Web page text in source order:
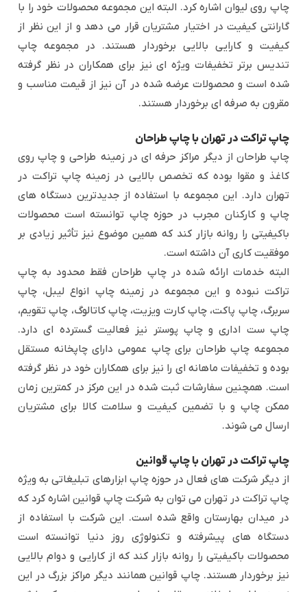
چاپ روی لیوان اشاره کرد. البته این مجموعه محصولات خود را با
گارانتی کیفیت در اختیار مشتریان قرار می دهد و از این نظر از
کیفیت و کارایی بالایی برخوردار هستند. در مجموعه چاپ
تندیس برتر تخفیفات ویژه ای نیز برای همکاران در نظر گرفته
شده است و محصولات عرضه شده در آن نیز از قیمت مناسب و
مقرون به صرفه ای برخوردار هستند.
چاپ تراکت در تهران با چاپ طراحان
چاپ طراحان از دیگر مراکز حرفه ای در زمینه طراحی و چاپ روی
کاغذ و مقوا بوده که تخصص بالایی در زمینه چاپ تراکت در
تهران دارد. این مجموعه با استفاده از جدیدترین دستگاه های
چاپ و کارکنان مجرب در حوزه چاپ توانسته است محصولات
باکیفیتی را روانه بازار کند که همین موضوع نیز تأثیر زیادی بر
موفقیت کاری آن داشته است.
البته خدمات ارائه شده در چاپ طراحان فقط محدود به چاپ
تراکت نبوده و این مجموعه در زمینه چاپ انواع لیبل، چاپ
سربرگ، چاپ پاکت، چاپ کارت ویزیت، چاپ کاتالوگ، چاپ تقویم،
چاپ ست اداری و چاپ پوستر نیز فعالیت گسترده ای دارد.
مجموعه چاپ طراحان برای چاپ عمومی دارای چاپخانه مستقل
بوده و تخفیفات ماهانه ای را نیز برای همکاران خود در نظر گرفته
است. همچنین سفارشات ثبت شده در این مرکز در کمترین زمان
ممکن چاپ و با تضمین کیفیت و سلامت کالا برای مشتریان
ارسال می شوند.
چاپ تراکت در تهران با چاپ قوانین
از دیگر شرکت های فعال در حوزه چاپ ابزارهای تبلیغاتی به ویژه
چاپ تراکت در تهران می توان به شرکت چاپ قوانین اشاره کرد که
در میدان بهارستان واقع شده است. این شرکت با استفاده از
دستگاه های پیشرفته و تکنولوژی روز دنیا توانسته است
محصولات باکیفیتی را روانه بازار کند که از کارایی و دوام بالایی
نیز برخوردار هستند. چاپ قوانین همانند دیگر مراکز بزرگ در این